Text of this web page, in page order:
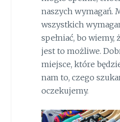
naszych wymagań.
wszystkich
spełniać, bo wiemy,
jest to możliwe.
miejsce, które
nam to, czego
oczekujemy.